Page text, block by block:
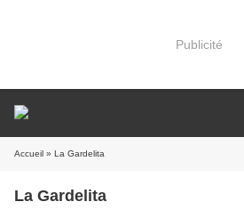
Publicité
Accueil » La Gardelita
La Gardelita